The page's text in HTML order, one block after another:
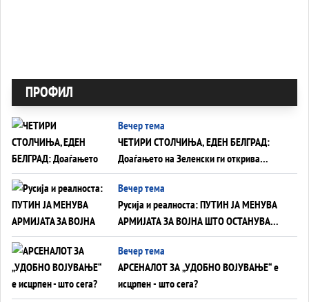
ПРОФИЛ
Вечер тема
ЧЕТИРИ СТОЛЧИЊА, ЕДЕН БЕЛГРАД:
Доаѓањето на Зеленски ги открива
тајните на политиката на балансирање
на Вучиќ
Вечер тема
Русија и реалноста: ПУТИН ЈА МЕНУВА
АРМИЈАТА ЗА ВОЈНА ШТО ОСТАНУВА
БЕЗ ФРОНТ
Вечер тема
АРСЕНАЛОТ ЗА „УДОБНО ВОЈУВАЊЕ“ е
исцрпен - што сега?